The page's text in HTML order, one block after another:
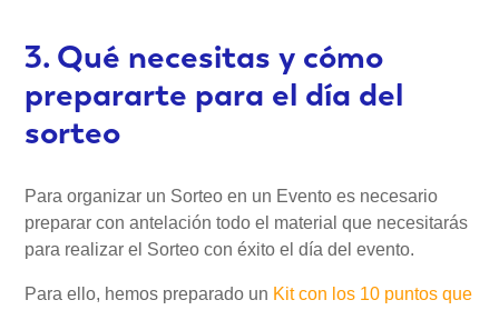
3. Qué necesitas y cómo
prepararte para el día del
sorteo
Para organizar un Sorteo en un Evento es necesario
preparar con antelación todo el material que necesitarás
para realizar el Sorteo con éxito el día del evento.
Para ello, hemos preparado un Kit con los 10 puntos que